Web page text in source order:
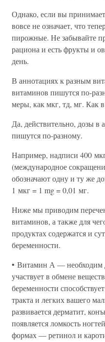
Однако, если вы
вовсе не означает, что
пирожные. Не забывайте
рациона и есть фрукты и
день.
В аннотациях к разным
витаминов пишутся по-
меры, как мкг, тд, мг. Как в
Да, действительно, дозы в
пишутся по-разному.
Например, надписи 400
(международное
обозначают одну и ту же
1 мкг = 1 mg = 0,01 мг.
Ниже мы приводим
витаминов, а также для
продуктах содержатся и
беременности.
• Витамин А — необходим
участвует в обмене
беременности
тракта и легких вашего
развивается дерматит,
появляется ломкость
формах — ретинол и